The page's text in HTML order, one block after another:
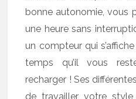
bonne autonomie, vous
une heure sans
un compteur qui
temps qu’il vous
recharger ! Ses
de travailler votre